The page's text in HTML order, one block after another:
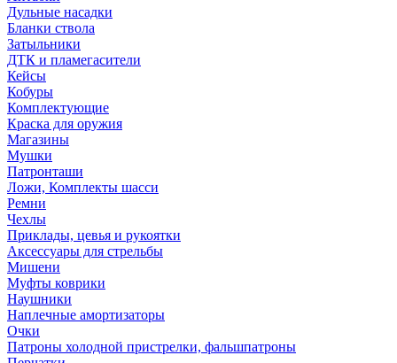
Дульные насадки
Бланки ствола
Затыльники
ДТК и пламегасители
Кейсы
Кобуры
Комплектующие
Краска для оружия
Магазины
Мушки
Патронташи
Ложи, Комплекты шасси
Ремни
Чехлы
Приклады, цевья и рукоятки
Аксессуары для стрельбы
Мишени
Муфты коврики
Наушники
Наплечные амортизаторы
Очки
Патроны холодной пристрелки, фальшпатроны